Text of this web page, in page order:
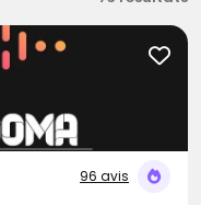
96 avis